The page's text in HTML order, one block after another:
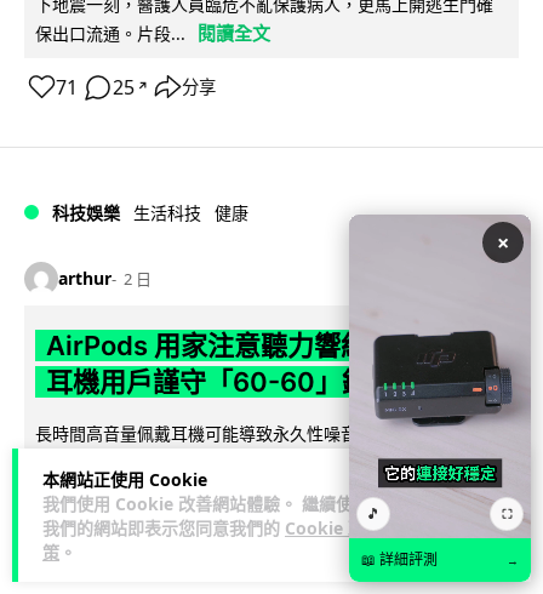
本網站正使用 Cookie
我們使用 Cookie 改善網站體驗。 繼續使用
我們的網站即表示您同意我們的 Cookie 政
策 。
保出口流通。片段...
閱讀全文
71 25 ↗ 分享
科技娛樂 生活科技 健康
arthur 2 日
AirPods 用家注意聽力響紅燈 醫學界籲
耳機用戶謹守「60-60」鐵律
長時間高音量佩戴耳機可能導致永久性噪音性聽損。本文盤點 4
大聽力受損警號，介紹科學護耳的「60-60 原則」及 Apple 內
置防護功能，... 閱讀全文
20 分享
×
🎵 ⛶
📖 詳細評測 →